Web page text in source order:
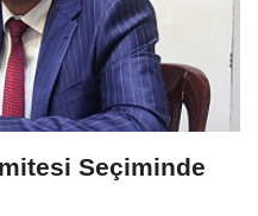
Seçiminde